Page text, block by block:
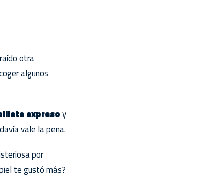
otra
algunos
expresoy
vale la pena.
por
te gustó más?